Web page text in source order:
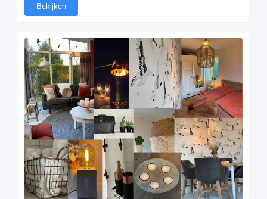
Bekijken